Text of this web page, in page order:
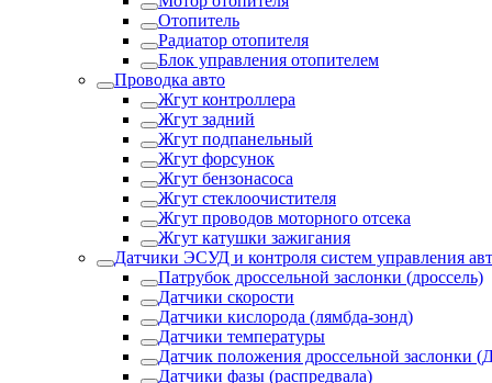
Отопитель
Радиатор отопителя
Блок управления отопителем
Проводка авто
Жгут контроллера
Жгут задний
Жгут подпанельный
Жгут форсунок
Жгут бензонасоса
Жгут стеклоочистителя
Жгут проводов моторного отсека
Жгут катушки зажигания
Датчики ЭСУД и контроля систем управления
Патрубок дроссельной заслонки (дроссель)
Датчики скорости
Датчики кислорода (лямбда-зонд)
Датчики температуры
Датчик положения дроссельной заслонки
Датчики фазы (распредвала)